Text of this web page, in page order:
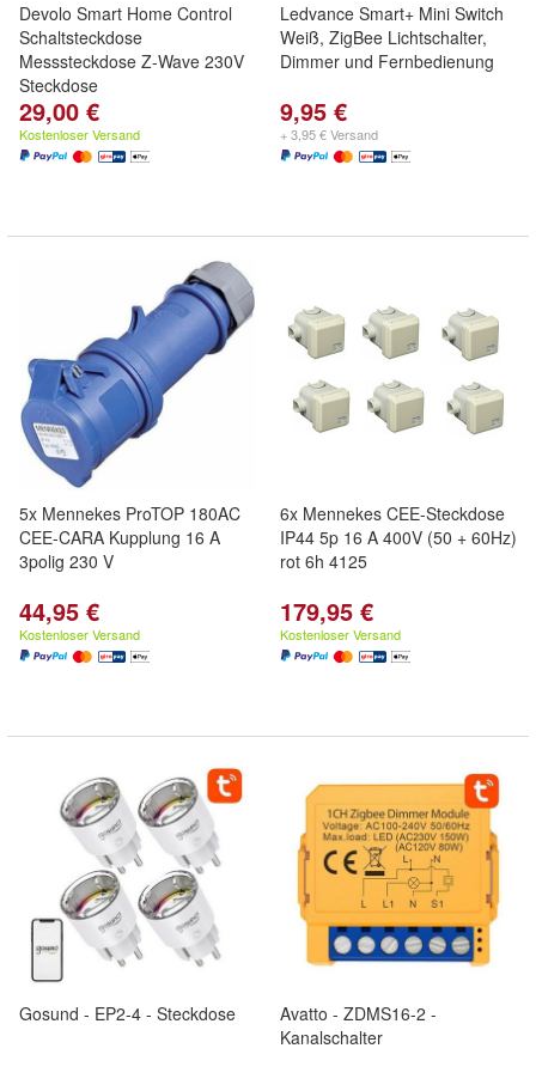
Devolo Smart Home Control
Schaltsteckdose
Messsteckdose Z-Wave 230V
Steckdose
29,00 €
Kostenloser Versand
Ledvance Smart+ Mini Switch
Weiß, ZigBee Lichtschalter,
Dimmer und Fernbedienung
9,95 €
+ 3,95 € Versand
5x Mennekes ProTOP 180AC
CEE-CARA Kupplung 16 A
3polig 230 V
44,95 €
Kostenloser Versand
6x Mennekes CEE-Steckdose
IP44 5p 16 A 400V (50 + 60Hz)
rot 6h 4125
179,95 €
Kostenloser Versand
Gosund - EP2-4 - Steckdose
Avatto - ZDMS16-2 -
Kanalschalter